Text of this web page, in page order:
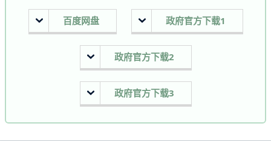
百度网盘 政府官方下载1
政府官方下载2
政府官方下载3